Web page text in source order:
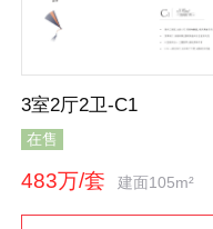
3室2厅2卫-C1
在售
483万/套 建面105m²